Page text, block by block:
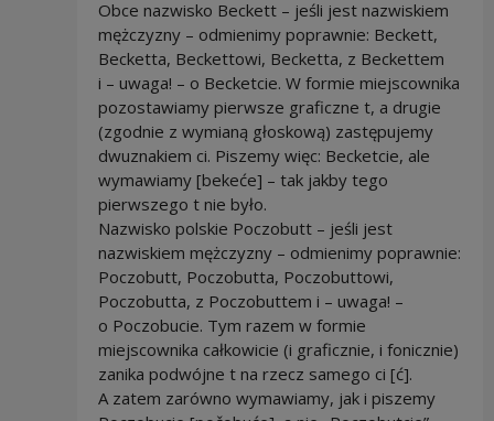
Obce nazwisko Beckett – jeśli jest nazwiskiem
mężczyzny – odmienimy poprawnie: Beckett,
Becketta, Beckettowi, Becketta, z Beckettem
i – uwaga! – o Becketcie. W formie miejscownika
pozostawiamy pierwsze graficzne t, a drugie
(zgodnie z wymianą głoskową) zastępujemy
dwuznakiem ci. Piszemy więc: Becketcie, ale
wymawiamy [bekeće] – tak jakby tego
pierwszego t nie było.
Nazwisko polskie Poczobutt – jeśli jest
nazwiskiem mężczyzny – odmienimy poprawnie:
Poczobutt, Poczobutta, Poczobuttowi,
Poczobutta, z Poczobuttem i – uwaga! –
o Poczobucie. Tym razem w formie
miejscownika całkowicie (i graficznie, i fonicznie)
zanika podwójne t na rzecz samego ci [ć].
A zatem zarówno wymawiamy, jak i piszemy